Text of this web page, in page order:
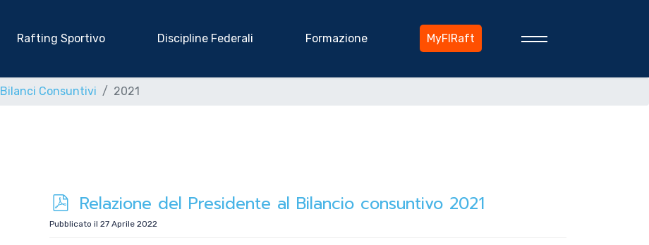
Rafting Sportivo Discipline Federali Formazione MyFIRaft
Bilanci Consuntivi 2021
p
d
Relazione del Presidente al Bilancio consuntivo 2021
Pubblicato il 27 Aprile 2022